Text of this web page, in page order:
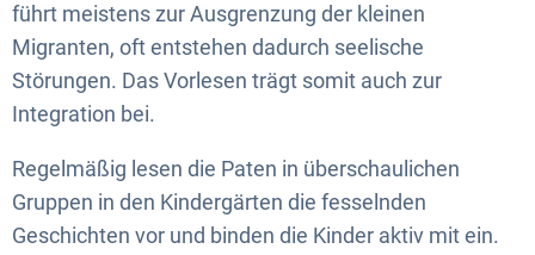
führt meistens zur Ausgrenzung der kleinen
Migranten, oft entstehen dadurch seelische
Störungen. Das Vorlesen trägt somit auch zur
Integration bei.
Regelmäßig lesen die Paten in überschaulichen
Gruppen in den Kindergärten die fesselnden
Geschichten vor und binden die Kinder aktiv mit ein.